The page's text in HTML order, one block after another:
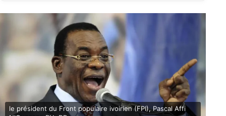
le président du Front populaire ivoirien (FPI), Pascal Affi